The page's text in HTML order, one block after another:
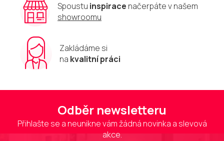
Spoustu inspirace načerpáte v našem
showroomu
Zakládáme si
na kvalitní práci
Odběr newsletteru
Přihlašte se a neunikne vám žádná novinka a slevová
akce.